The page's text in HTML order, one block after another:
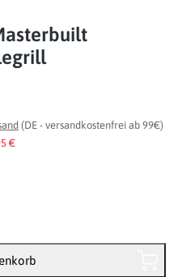
0 von 5 Sternen
(DE - versandkostenfrei ab 99€)
€